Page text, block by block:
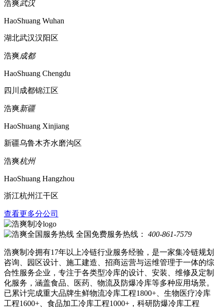
浩爽武汉
HaoShuang Wuhan
湖北武汉汉阳区
浩爽成都
HaoShuang Chengdu
四川成都锦江区
浩爽新疆
HaoShuang Xinjiang
新疆乌鲁木齐水磨沟区
浩爽杭州
HaoShuang Hangzhou
浙江杭州江干区
查看更多分公司
全国免费服务热线： 400-861-7579
浩爽制冷拥有17年以上冷链行业服务经验，是一家集冷链规划
咨询、园区设计、施工建造、招商运营与运维管理于一体的综
合性服务企业，专注于各类型冷库的设计、安装、维修及定制
化服务，涵盖食品、医药、物流及防爆冷库等多种应用场景。
已累计完成重大品牌生鲜物流冷库工程1800+、生物医疗冷库
工程1600+、食品加工冷库工程1000+，科研防爆冷库工程